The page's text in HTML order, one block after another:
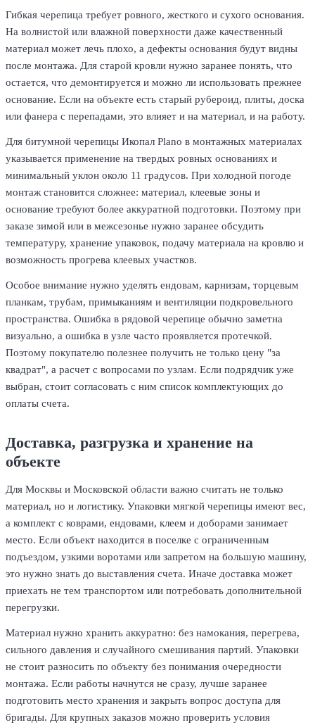
Гибкая черепица требует ровного, жесткого и сухого основания.
На волнистой или влажной поверхности даже качественный
материал может лечь плохо, а дефекты основания будут видны
после монтажа. Для старой кровли нужно заранее понять, что
остается, что демонтируется и можно ли использовать прежнее
основание. Если на объекте есть старый рубероид, плиты, доска
или фанера с перепадами, это влияет и на материал, и на работу.
Для битумной черепицы Икопал Plano в монтажных материалах
указывается применение на твердых ровных основаниях и
минимальный уклон около 11 градусов. При холодной погоде
монтаж становится сложнее: материал, клеевые зоны и
основание требуют более аккуратной подготовки. Поэтому при
заказе зимой или в межсезонье нужно заранее обсудить
температуру, хранение упаковок, подачу материала на кровлю и
возможность прогрева клеевых участков.
Особое внимание нужно уделять ендовам, карнизам, торцевым
планкам, трубам, примыканиям и вентиляции подкровельного
пространства. Ошибка в рядовой черепице обычно заметна
визуально, а ошибка в узле часто проявляется протечкой.
Поэтому покупателю полезнее получить не только цену "за
квадрат", а расчет с вопросами по узлам. Если подрядчик уже
выбран, стоит согласовать с ним список комплектующих до
оплаты счета.
Доставка, разгрузка и хранение на
объекте
Для Москвы и Московской области важно считать не только
материал, но и логистику. Упаковки мягкой черепицы имеют вес,
а комплект с коврами, ендовами, клеем и доборами занимает
место. Если объект находится в поселке с ограниченным
подъездом, узкими воротами или запретом на большую машину,
это нужно знать до выставления счета. Иначе доставка может
приехать не тем транспортом или потребовать дополнительной
перегрузки.
Материал нужно хранить аккуратно: без намокания, перегрева,
сильного давления и случайного смешивания партий. Упаковки
не стоит разносить по объекту без понимания очередности
монтажа. Если работы начнутся не сразу, лучше заранее
подготовить место хранения и закрыть вопрос доступа для
бригады. Для крупных заказов можно проверить условия